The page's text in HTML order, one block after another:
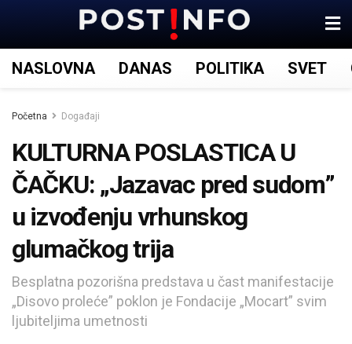
NASLOVNA DANAS POLITIKA SVET
Početna Događaji
KULTURNA POSLASTICA U
ČAČKU: „Jazavac pred sudom”
u izvođenju vrhunskog
glumačkog trija
Besplatna pozorišna predstava u čast manifestacije
„Disovo proleće” poklon je Fondacije „Mocart” svim
ljubiteljima umetnosti